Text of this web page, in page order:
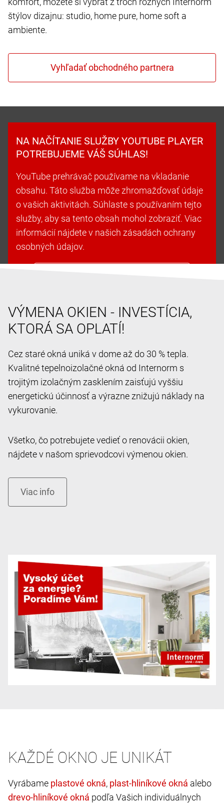
štýlov dizajnu: studio, home pure, home soft a
ambiente.
NA NAČÍTANIE SLUŽBY YOUTUBE PLAYER
POTREBUJEME VÁŠ SÚHLAS!
YouTube prehrávač používame na vkladanie
obsahu. Táto služba môže zhromažďovať údaje
o vašich aktivitách. Súhlaste s používaním tejto
služby, aby sa tento obsah mohol zobraziť. Viac
informácií nájdete v našich zásadách ochrany
osobných údajov.
VÝMENA OKIEN - INVESTÍCIA,
KTORÁ SA OPLATÍ!
Cez staré okná uniká v dome až do 30 % tepla.
Kvalitné tepelnoizolačné okná od Internorm s
trojitým izolačným zasklením zaisťujú vyššiu
energetickú účinnosť a výrazne znižujú náklady na
vykurovanie.
Všetko, čo potrebujete vedieť o renovácii okien,
nájdete v našom sprievodcovi výmenou okien.
KAŽDÉ OKNO JE UNIKÁT
Vyrábame ,
alebo
podľa Vašich individuálnych